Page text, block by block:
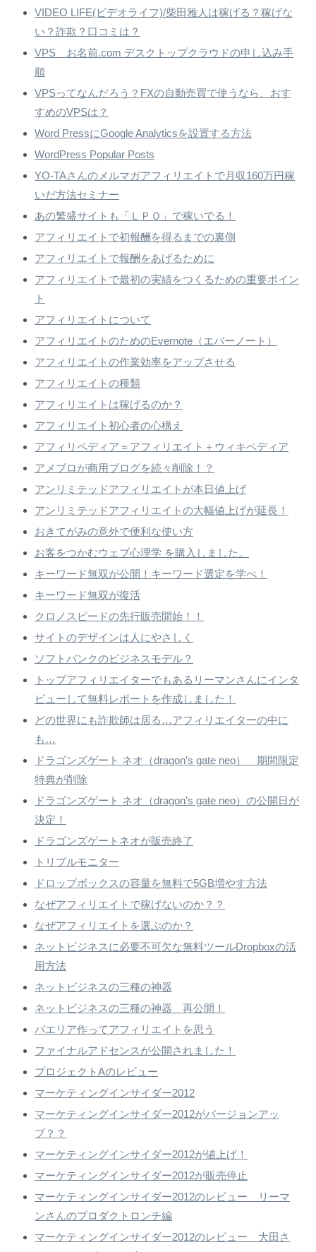
VIDEO LIFE(ビデオライフ)/柴田雅人は稼げる？稼げな
い？詐欺？口コミは？
VPS お名前.com デスクトップクラウドの申し込み手
順
VPSってなんだろう？FXの自動売買で使うなら、おす
すめのVPSは？
Word PressにGoogle Analyticsを設置する方法
WordPress Popular Posts
YO-TAさんのメルマガアフィリエイトで月収160万円稼
いだ方法セミナー
あの繁盛サイトも「ＬＰＯ」で稼いでる！
アフィリエイトで初報酬を得るまでの裏側
アフィリエイトで報酬をあげるために
アフィリエイトで最初の実績をつくるための重要ポイン
ト
アフィリエイトについて
アフィリエイトのためのEvernote（エバーノート）
アフィリエイトの作業効率をアップさせる
アフィリエイトの種類
アフィリエイトは稼げるのか？
アフィリエイト初心者の心構え
アフィリペディア＝アフィリエイト＋ウィキペディア
アメブロが商用ブログを続々削除！？
アンリミテッドアフィリエイトが本日値上げ
アンリミテッドアフィリエイトの大幅値上げが延長！
おきてがみの意外で便利な使い方
お客をつかむウェブ心理学 を購入しました。
キーワード無双が公開！キーワード選定を学べ！
キーワード無双が復活
クロノスピードの先行販売開始！！
サイトのデザインは人にやさしく
ソフトバンクのビジネスモデル？
トップアフィリエイターでもあるリーマンさんにインタ
ビューして無料レポートを作成しました！
どの世界にも詐欺師は居る…アフィリエイターの中に
も…
ドラゴンズゲート ネオ（dragon’s gate neo） 期間限定
特典が削除
ドラゴンズゲート ネオ（dragon’s gate neo）の公開日が
決定！
ドラゴンズゲートネオが販売終了
トリプルモニター
ドロップボックスの容量を無料で5GB増やす方法
なぜアフィリエイトで稼げないのか？？
なぜアフィリエイトを選ぶのか？
ネットビジネスに必要不可欠な無料ツールDropboxの活
用方法
ネットビジネスの三種の神器
ネットビジネスの三種の神器 再公開！
パエリア作ってアフィリエイトを思う
ファイナルアドセンスが公開されました！
プロジェクトAのレビュー
マーケティングインサイダー2012
マーケティングインサイダー2012がバージョンアッ
プ？？
マーケティングインサイダー2012が値上げ！
マーケティングインサイダー2012が販売停止
マーケティングインサイダー2012のレビュー リーマ
ンさんのプロダクトロンチ編
マーケティングインサイダー2012のレビュー 大田さ